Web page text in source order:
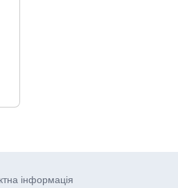
інформація